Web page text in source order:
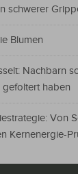
schwerer
Blumen
Nachbarn
haben
Von
Kernenergie-